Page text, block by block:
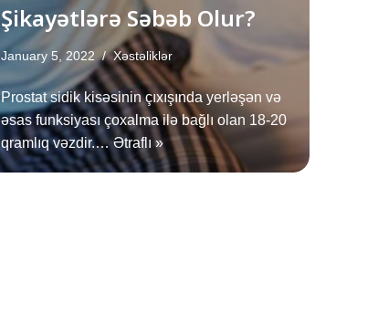
Şikayətlərə Səbəb Olur?
January 5, 2022 Xəstəliklər
Prostat sidik kisəsinin çıxışında yerləşən və
əsas funksiyası çoxalma ilə bağlı olan 18-20
qramlıq vəzdir.…Ətraflı »